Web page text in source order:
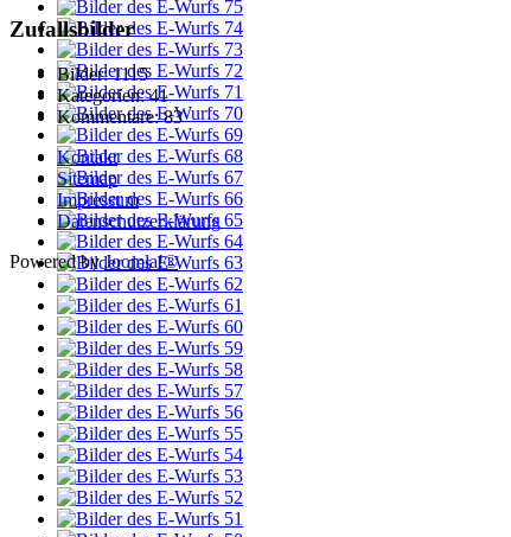
Zufallsbilder
Bilder: 1115
Kategorien: 41
Kommentare: 83
Kontakt
Sitemap
Impressum
Datenschutzerklärung
Powered byJoomla!®